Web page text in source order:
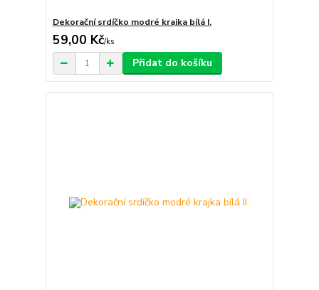
Dekorační srdíčko modré krajka bílá I.
59,00 Kč/ks
Přidat do košíku